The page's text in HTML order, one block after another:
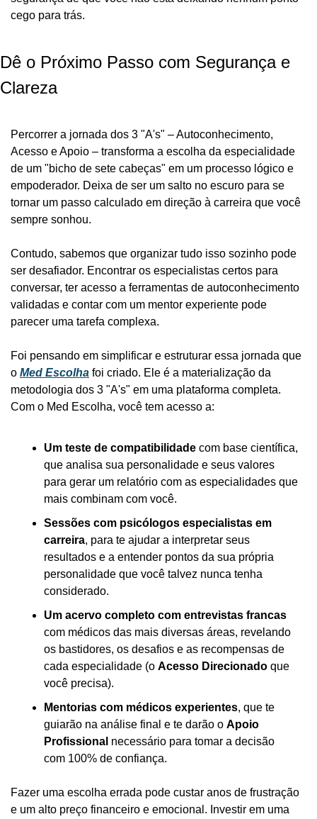
cego para trás.
Dê o Próximo Passo com Segurança e
Clareza
Percorrer a jornada dos 3 "A's" – Autoconhecimento,
Acesso e Apoio – transforma a escolha da especialidade
de um "bicho de sete cabeças" em um processo lógico e
empoderador. Deixa de ser um salto no escuro para se
tornar um passo calculado em direção à carreira que você
sempre sonhou.
Contudo, sabemos que organizar tudo isso sozinho pode
ser desafiador. Encontrar os especialistas certos para
conversar, ter acesso a ferramentas de autoconhecimento
validadas e contar com um mentor experiente pode
parecer uma tarefa complexa.
Foi pensando em simplificar e estruturar essa jornada que
o Med Escolha foi criado. Ele é a materialização da
metodologia dos 3 "A's" em uma plataforma completa.
Com o Med Escolha, você tem acesso a:
Um teste de compatibilidade com base científica,
que analisa sua personalidade e seus valores
para gerar um relatório com as especialidades que
mais combinam com você.
Sessões com psicólogos especialistas em
carreira, para te ajudar a interpretar seus
resultados e a entender pontos da sua própria
personalidade que você talvez nunca tenha
considerado.
Um acervo completo com entrevistas francas
com médicos das mais diversas áreas, revelando
os bastidores, os desafios e as recompensas de
cada especialidade (o Acesso Direcionado que
você precisa).
Mentorias com médicos experientes, que te
guiarão na análise final e te darão o Apoio
Profissional necessário para tomar a decisão
com 100% de confiança.
Fazer uma escolha errada pode custar anos de frustração
e um alto preço financeiro e emocional. Investir em uma